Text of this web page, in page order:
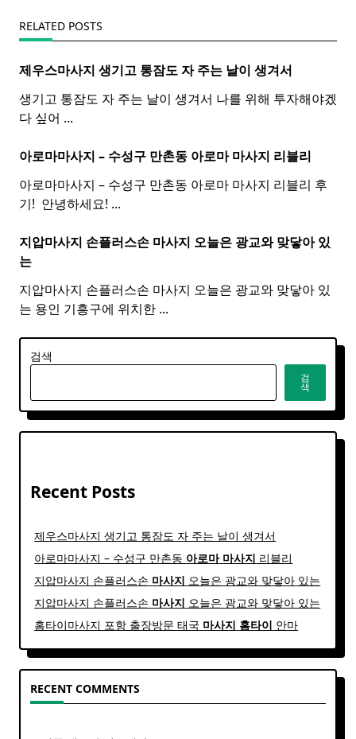
RELATED POSTS
제우스마사지 생기고 통잠도 자 주는 날이 생겨서
생기고 통잠도 자 주는 날이 생겨서 나를 위해 투자해야겠
다 싶어 ...
아로마마사지 – 수성구 만촌동 아로마 마사지 리블리
아로마마사지 – 수성구 만촌동 아로마 마사지 리블리 후
기! ​ 안녕하세요! ...
지압마사지 손플러스손 마사지 오늘은 광교와 맞닿아 있
는
지압마사지 손플러스손 마사지 오늘은 광교와 맞닿아 있
는 용인 기흥구에 위치한 ...
검색
검
색
Recent Posts
제우스마사지 생기고 통잠도 자 주는 날이 생겨서
아로마마사지 – 수성구 만촌동 아로마 마사지 리블리
지압마사지 손플러스손 마사지 오늘은 광교와 맞닿아 있는
지압마사지 손플러스손 마사지 오늘은 광교와 맞닿아 있는
홈타이마사지 포항 출장방문 태국 마사지 홈타이 안마​
RECENT COMMENTS